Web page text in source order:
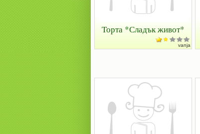
Торта *Сладък живот*
vanja